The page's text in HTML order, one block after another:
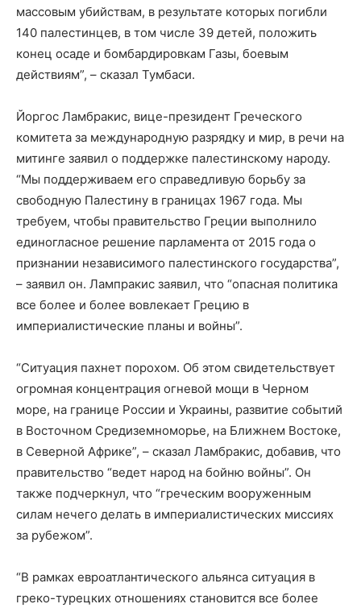
массовым убийствам, в результате которых погибли
140 палестинцев, в том числе 39 детей, положить
конец осаде и бомбардировкам Газы, боевым
действиям”, – сказал Тумбаси.
Йоргос Ламбракис, вице-президент Греческого
комитета за международную разрядку и мир, в речи на
митинге заявил о поддержке палестинскому народу.
“Мы поддерживаем его справедливую борьбу за
свободную Палестину в границах 1967 года. Мы
требуем, чтобы правительство Греции выполнило
единогласное решение парламента от 2015 года о
признании независимого палестинского государства”,
– заявил он. Лампракис заявил, что “опасная политика
все более и более вовлекает Грецию в
империалистические планы и войны”.
“Ситуация пахнет порохом. Об этом свидетельствует
огромная концентрация огневой мощи в Черном
море, на границе России и Украины, развитие событий
в Восточном Средиземноморье, на Ближнем Востоке,
в Северной Африке”, – сказал Ламбракис, добавив, что
правительство “ведет народ на бойню войны”. Он
также подчеркнул, что “греческим вооруженным
силам нечего делать в империалистических миссиях
за рубежом”.
“В рамках евроатлантического альянса ситуация в
греко-турецких отношениях становится все более